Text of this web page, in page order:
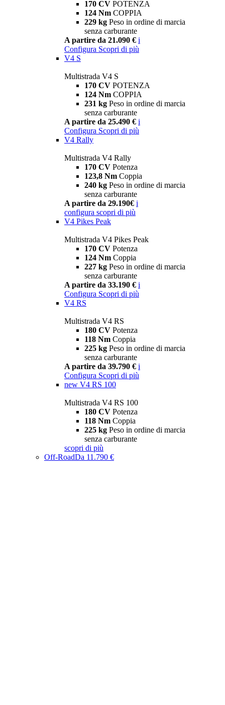
170 CV POTENZA
124 Nm COPPIA
229 kg Peso in ordine di marcia
senza carburante
A partire da 21.090 € i
Configura Scopri di più
V4 S
Multistrada V4 S
170 CV POTENZA
124 Nm COPPIA
231 kg Peso in ordine di marcia
senza carburante
A partire da 25.490 € i
Configura Scopri di più
V4 Rally
Multistrada V4 Rally
170 CV Potenza
123,8 Nm Coppia
240 kg Peso in ordine di marcia
senza carburante
A partire da 29.190€ i
configura scopri di più
V4 Pikes Peak
Multistrada V4 Pikes Peak
170 CV Potenza
124 Nm Coppia
227 kg Peso in ordine di marcia
senza carburante
A partire da 33.190 € i
Configura Scopri di più
V4 RS
Multistrada V4 RS
180 CV Potenza
118 Nm Coppia
225 kg Peso in ordine di marcia
senza carburante
A partire da 39.790 € i
Configura Scopri di più
new V4 RS 100
Multistrada V4 RS 100
180 CV Potenza
118 Nm Coppia
225 kg Peso in ordine di marcia
senza carburante
scopri di più
Off-RoadDa 11.790 €